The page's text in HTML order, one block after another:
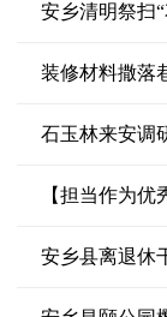
安乡清明祭扫
装修材料撒落
石玉林来安调
【担当作为
安乡县离退休